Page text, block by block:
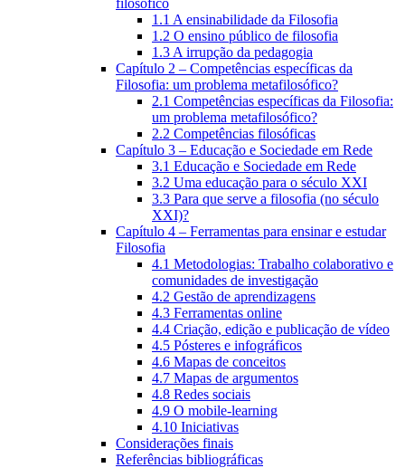
filosófico
1.1 A ensinabilidade da Filosofia
1.2 O ensino público de filosofia
1.3 A irrupção da pedagogia
Capítulo 2 – Competências específicas da
Filosofia: um problema metafilosófico?
2.1 Competências específicas da Filosofia:
um problema metafilosófico?
2.2 Competências filosóficas
Capítulo 3 – Educação e Sociedade em Rede
3.1 Educação e Sociedade em Rede
3.2 Uma educação para o século XXI
3.3 Para que serve a filosofia (no século
XXI)?
Capítulo 4 – Ferramentas para ensinar e estudar
Filosofia
4.1 Metodologias: Trabalho colaborativo e
comunidades de investigação
4.2 Gestão de aprendizagens
4.3 Ferramentas online
4.4 Criação, edição e publicação de vídeo
4.5 Pósteres e infográficos
4.6 Mapas de conceitos
4.7 Mapas de argumentos
4.8 Redes sociais
4.9 O mobile-learning
4.10 Iniciativas
Considerações finais
Referências bibliográficas